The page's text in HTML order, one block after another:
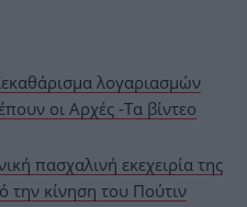
λογαριασμών
οι Αρχές -Τα βίντεο
πασχαλινή εκεχειρία της
την κίνηση του Πούτιν